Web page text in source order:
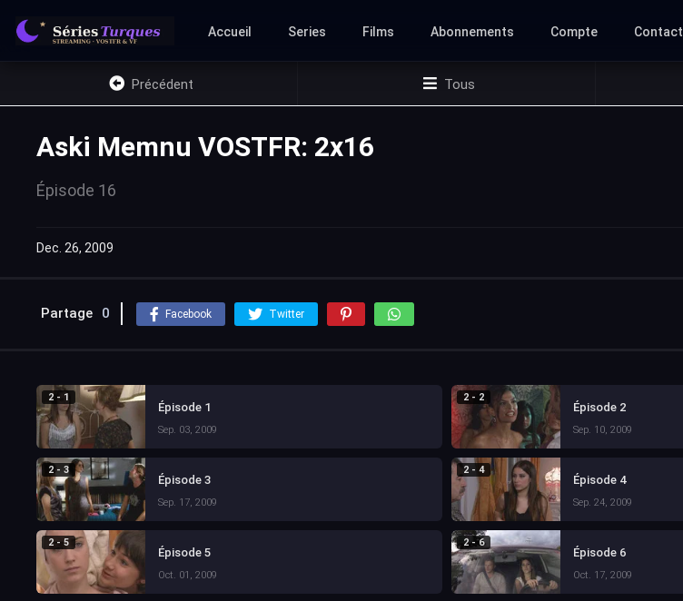
Accueil Series Films Abonnements Compte Contact
Précédent Tous
Aski Memnu VOSTFR: 2x16
Épisode 16
Dec. 26, 2009
Partage 0 Facebook Twitter
2 - 1
Épisode 1
Sep. 03, 2009
2 - 2
Épisode 2
Sep. 10, 2009
2 - 3
Épisode 3
Sep. 17, 2009
2 - 4
Épisode 4
Sep. 24, 2009
2 - 5
Épisode 5
Oct. 01, 2009
2 - 6
Épisode 6
Oct. 17, 2009